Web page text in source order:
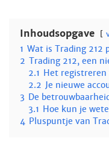
Inhoudsopgave
1 Wat is Trading 212
2 Trading 212, een
2.1 Het registreren
2.2 Je nieuwe
3 De
3.1 Hoe kun je
4 Pluspuntje van